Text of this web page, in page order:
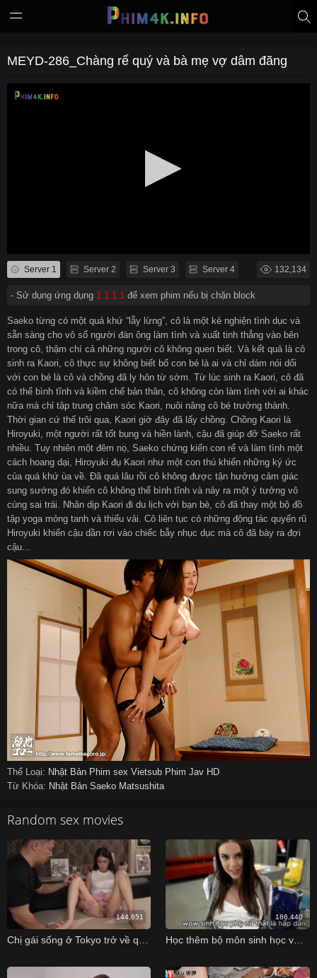
MEYD-286_Chàng rể quý và bà mẹ vợ dâm đãng
Server 1 Server 2 Server 3 Server 4 132,134
- Sử dụng ứng dụng 1.1.1.1 để xem phim nếu bị chặn block
Saeko từng có một quá khứ “lẫy lừng”, cô là một kẻ nghiện tình dục và
sẵn sàng cho vô số người đàn ông làm tình và xuất tinh thẳng vào bên
trong cô, thậm chí cả những người cô không quen biết. Và kết quả là cô
sinh ra Kaori, cô thực sự không biết bố con bé là ai và chỉ dám nói dối
với con bé là cô và chồng đã ly hôn từ sớm. Từ lúc sinh ra Kaori, cô đã
có thể bình tĩnh và kiềm chế bản thân, cô không còn làm tình với ai khác
nữa mà chỉ tập trung chăm sóc Kaori, nuôi nâng cô bé trưởng thành.
Thời gian cứ thế trôi qua, Kaori giờ đây đã lấy chồng. Chồng Kaori là
Hiroyuki, một người rất tốt bụng và hiền lành, cậu đã giúp đỡ Saeko rất
nhiều. Tuy nhiên một đêm nọ, Saeko chứng kiến con rể và làm tình một
cách hoang dại, Hiroyuki đụ Kaori như một con thú khiến những ký ức
của quá khứ ùa về. Đã quá lâu rồi cô không được tận hưởng cảm giác
sung sướng đó khiến cô không thể bình tĩnh và nảy ra một ý tưởng vô
cùng sai trái. Nhân dịp Kaori đi du lịch với bạn bè, cô đã thay một bộ đồ
tập yoga mỏng tanh và thiếu vải. Cô liên tục có những động tác quyến rũ
Hiroyuki khiến cậu dần rơi vào chiếc bẫy nhục dục mà cô đã bày ra đợi
cậu...
Thể Loại: Nhật Bản Phim sex Vietsub Phim Jav HD
Từ Khóa: Nhật Bản Saeko Matsushita
Random sex movies
144,651 186,440